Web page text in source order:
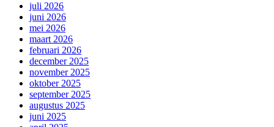
juli 2026
juni 2026
mei 2026
maart 2026
februari 2026
december 2025
november 2025
oktober 2025
september 2025
augustus 2025
juni 2025